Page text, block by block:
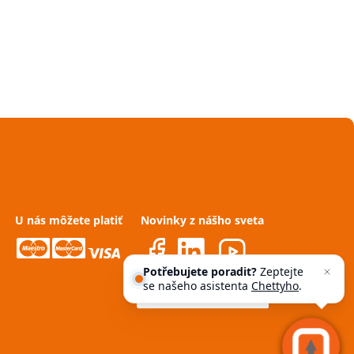
U nás môžete platiť Novinky z nášho sveta
Potřebujete poradit? Zeptejte
se našeho asistentaChettyho.